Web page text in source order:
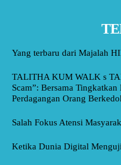
Yang terbaru dari Majalah
TALITHA KUM WALK s
Scam”: Bersama Tingkatkan
Perdagangan Orang
Salah Fokus Atensi
Ketika Dunia Digital